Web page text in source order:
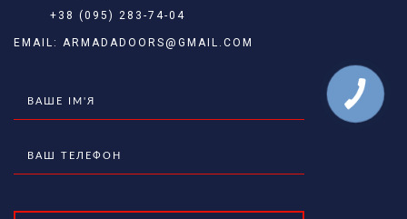
+38 (095) 283-74-04
EMAIL: ARMADADOORS@GMAIL.COM